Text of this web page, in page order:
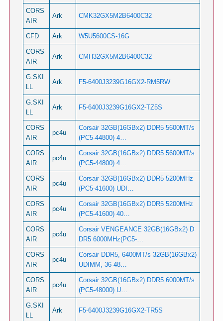
CORS
AIR
Ark CMK32GX5M2B6400C32
CFD Ark W5U5600CS-16G
CORS
AIR
Ark CMH32GX5M2B6400C32
G.SKI
LL
Ark F5-6400J3239G16GX2-RM5RW
G.SKI
LL
Ark F5-6400J3239G16GX2-TZ5S
CORS
AIR
pc4u
Corsair 32GB(16GBx2) DDR5 5600MT/s
(PC5-44800) 4…
CORS
AIR
pc4u
Corsair 32GB(16GBx2) DDR5 5600MT/s
(PC5-44800) 4…
CORS
AIR
pc4u
Corsair 32GB(16GBx2) DDR5 5200MHz
(PC5-41600) UDI…
CORS
AIR
pc4u
Corsair 32GB(16GBx2) DDR5 5200MHz
(PC5-41600) 40…
CORS
AIR
pc4u
Corsair VENGEANCE 32GB(16GBx2) D
DR5 6000MHz(PC5-…
CORS
AIR
pc4u
Corsair DDR5, 6400MT/s 32GB(16GBx2)
UDIMM, 36-48…
CORS
AIR
pc4u
Corsair 32GB(16GBx2) DDR5 6000MT/s
(PC5-48000) U…
G.SKI
LL
Ark F5-6400J3239G16GX2-TR5S